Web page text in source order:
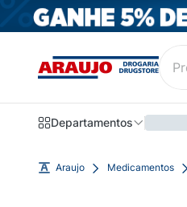
Departamentos
Araujo Medicamentos